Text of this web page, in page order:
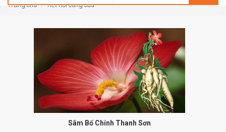
Trang chủ Kết nối cung cầu
Sâm Bố Chính Thanh Sơn